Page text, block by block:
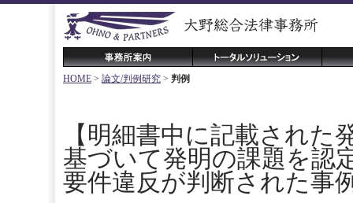
HOME > 論文/判例研究 > 判例
【明細書中に記載された
基づいて発明の課題を認
要件違反が判断された事